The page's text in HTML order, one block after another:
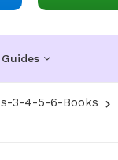
3-4-5-6-Books